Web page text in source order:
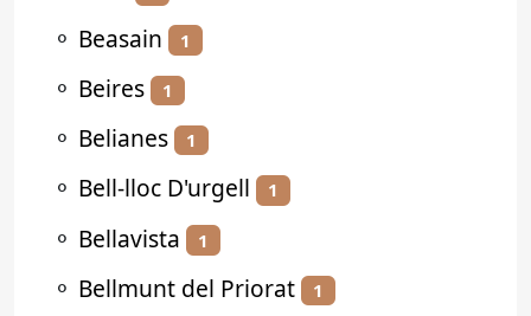
⚬ Beasain 1
⚬ Beires 1
⚬ Belianes 1
⚬ Bell-lloc D'urgell 1
⚬ Bellavista 1
⚬ Bellmunt del Priorat 1